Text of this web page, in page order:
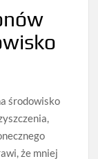
środowisko
że mniej